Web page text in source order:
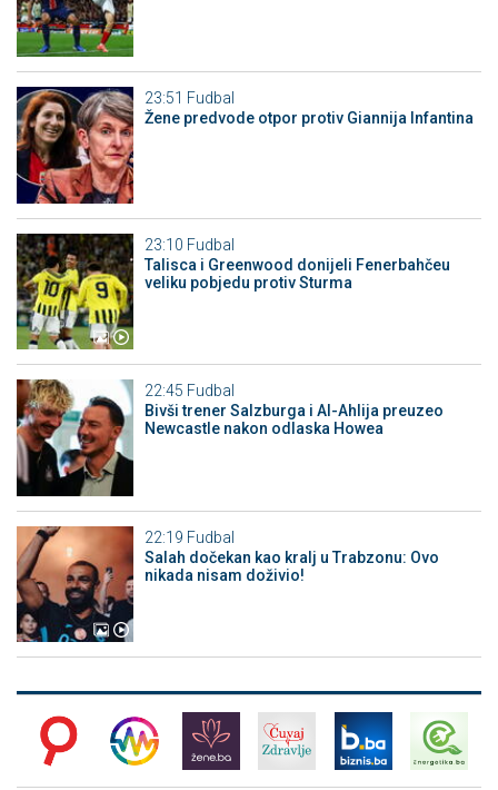
23:51 Fudbal
Žene predvode otpor protiv Giannija Infantina
23:10 Fudbal
Talisca i Greenwood donijeli Fenerbahčeu
veliku pobjedu protiv Sturma
22:45 Fudbal
Bivši trener Salzburga i Al-Ahlija preuzeo
Newcastle nakon odlaska Howea
22:19 Fudbal
Salah dočekan kao kralj u Trabzonu: Ovo
nikada nisam doživio!